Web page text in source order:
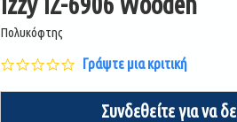
Πολυκόφτης
0.0
star
rating
Γράψτε μια κριτική
Συνδεθείτε για να